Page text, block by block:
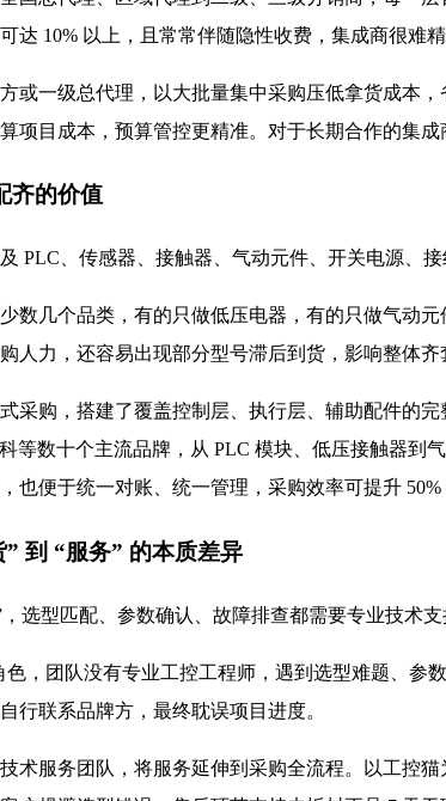
达 10% 以上，且常常伴随隐性收费，集成商很难
或一级总代理，以大批量集中采购压低拿货成本
项目成本，预算管控更精准。对于长期合作的集
齐的价值
PLC、传感器、接触器、气动元件、开关电源、
数几个品类，有的只做低压电器，有的只做气动
人力，还容易出现部分型号滞后到货，影响整体齐
采购，搭建了覆盖控制层、执行层、辅助配件的
等数十个主流品牌，从 PLC 模块、低压接触器
也便于统一对账、统一管理，采购效率可提升 50%
到 “服务” 的本质差异
选型匹配、参数确认、故障排查都需要专业技术
色，团队没有专业工控工程师，遇到选型难题、
行联系品牌方，最终耽误项目进度。
术服务团队，将服务延伸到采购全流程。以工控